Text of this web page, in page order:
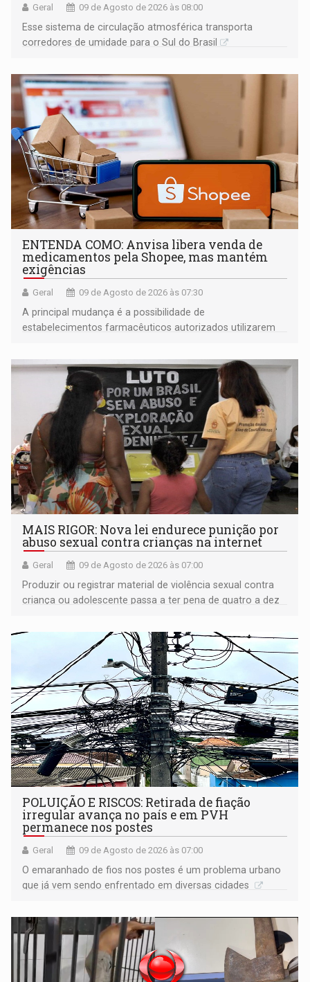
Geral 09 de Agosto de 2026 às 08:00
Esse sistema de circulação atmosférica transporta
corredores de umidade para o Sul do Brasil
ENTENDA COMO: Anvisa libera venda de
medicamentos pela Shopee, mas mantém
exigências
Geral 09 de Agosto de 2026 às 07:30
A principal mudança é a possibilidade de
estabelecimentos farmacêuticos autorizados utilizarem
MAIS RIGOR: Nova lei endurece punição por
abuso sexual contra crianças na internet
Geral 09 de Agosto de 2026 às 07:00
Produzir ou registrar material de violência sexual contra
criança ou adolescente passa a ter pena de quatro a dez
POLUIÇÃO E RISCOS: Retirada de fiação
irregular avança no país e em PVH
permanece nos postes
Geral 09 de Agosto de 2026 às 07:00
O emaranhado de fios nos postes é um problema urbano
que já vem sendo enfrentado em diversas cidades